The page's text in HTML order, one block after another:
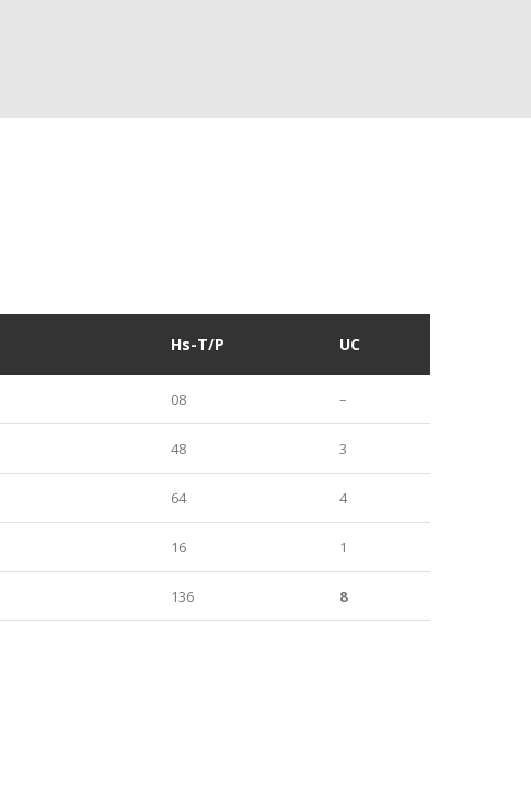
Hs-T/P UC
08 –
48 3
64 4
16 1
136 8